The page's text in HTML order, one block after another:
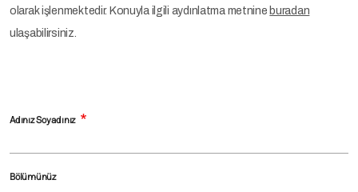
olarak işlenmektedir. Konuyla ilgili aydınlatma metnine buradan
ulaşabilirsiniz.
Adınız Soyadınız
Bölümünüz